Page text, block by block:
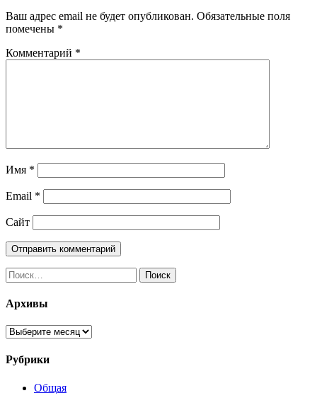
Ваш адрес email не будет опубликован. Обязательные поля
помечены *
Комментарий *
Имя *
Email *
Сайт
Найти:
Архивы
Архивы
Рубрики
Общая